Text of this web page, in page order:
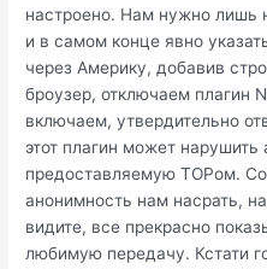
настроено. Нам нужно лишь
и в самом конце явно
через Америку, добавив
броузер, отключаем плагин
включаем, утвердительно
этот плагин может нарушить
предоставляемую ТОРом.
анонимность нам насрать,
видите, все прекрасно
любимую передачу. Кстати